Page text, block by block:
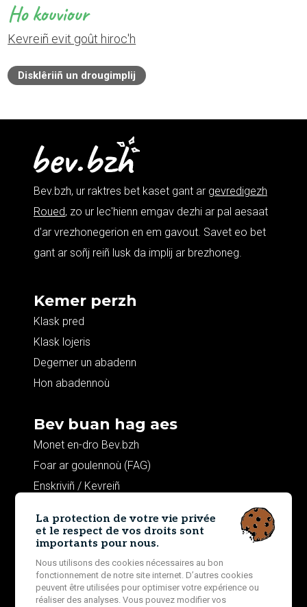
Ho kouviour
Kevreiñ evit goût hiroc'h
Disklêriiñ un drougimplij
Bev.bzh, ur raktres bet kaset gant ar gevredigezh
Roued, zo ur lec'hienn emgav dezhi ar pal aesaat
d'ar vrezhonegerion en em gavout. Savet eo bet
gant ar soñj reiñ lusk da implij ar brezhoneg.
Kemer perzh
Klask pred
Klask lojeris
Degemer un abadenn
Hon abadennoù
Bev buan hag aes
Monet en-dro Bev.bzh
Foar ar goulennoù (FAG)
Enskriviñ / Kevreiñ
Harp
Trugarekaat
Komz a raer ac'hanomp
La protection de votre vie privée
et le respect de vos droits sont
importants pour nous.
Nous utilisons des cookies nécessaires au bon
fonctionnement de notre site internet. D’autres cookies
peuvent être utilisées pour optimiser votre expérience ou
réaliser des analyses. Vous pouvez modifier vos